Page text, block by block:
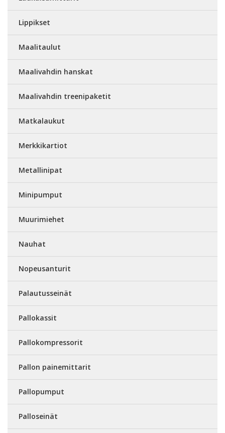
Lippikset
Maalitaulut
Maalivahdin hanskat
Maalivahdin treenipaketit
Matkalaukut
Merkkikartiot
Metallinipat
Minipumput
Muurimiehet
Nauhat
Nopeusanturit
Palautusseinät
Pallokassit
Pallokompressorit
Pallon painemittarit
Pallopumput
Palloseinät